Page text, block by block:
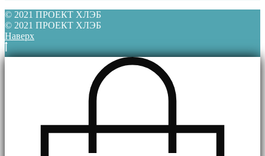
© 2021 ПРОЕКТ ХЛЭБ
© 2021 ПРОЕКТ ХЛЭБ
Наверх